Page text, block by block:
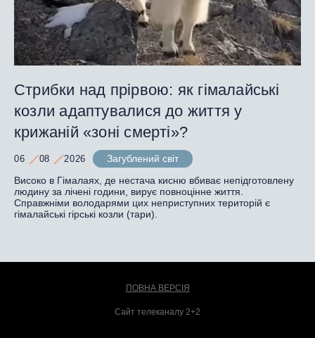
Стрибки над прірвою: як гімалайські
козли адаптувалися до життя у
крижаній «зоні смерті»?
06 08 2026
Загублений світ
Високо в Гімалаях, де нестача кисню вбиває непідготовлену
людину за лічені години, вирує повноцінне життя.
Справжніми володарями цих неприступних територій є
гімалайські гірські козли (тари).
ПОВНА ВЕРСІЯ
Сайт телеканалу 2+2